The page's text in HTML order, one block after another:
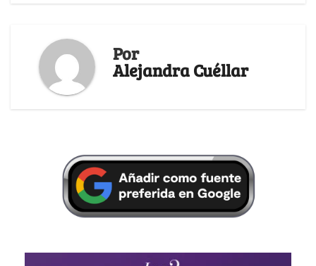
Por
Alejandra Cuéllar